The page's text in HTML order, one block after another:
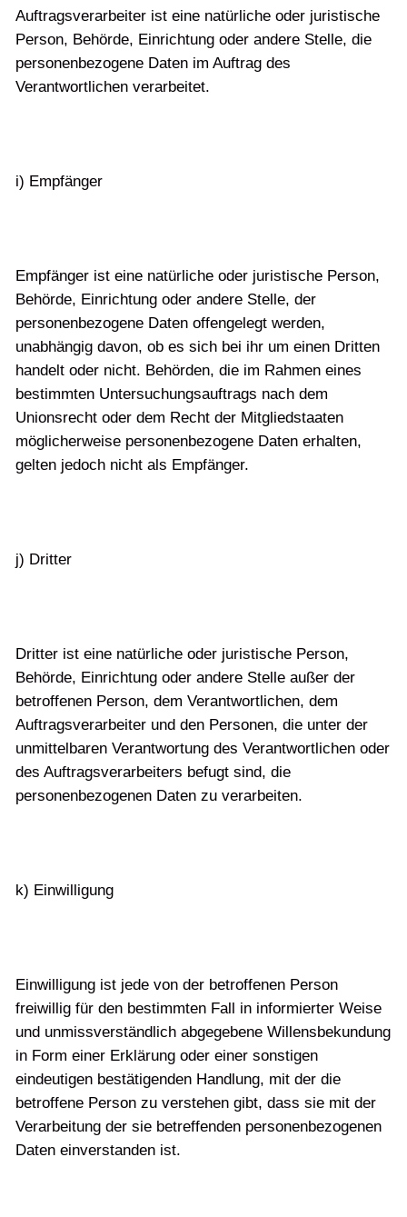
Auftragsverarbeiter ist eine natürliche oder juristische
Person, Behörde, Einrichtung oder andere Stelle, die
personenbezogene Daten im Auftrag des
Verantwortlichen verarbeitet.
i) Empfänger
Empfänger ist eine natürliche oder juristische Person,
Behörde, Einrichtung oder andere Stelle, der
personenbezogene Daten offengelegt werden,
unabhängig davon, ob es sich bei ihr um einen Dritten
handelt oder nicht. Behörden, die im Rahmen eines
bestimmten Untersuchungsauftrags nach dem
Unionsrecht oder dem Recht der Mitgliedstaaten
möglicherweise personenbezogene Daten erhalten,
gelten jedoch nicht als Empfänger.
j) Dritter
Dritter ist eine natürliche oder juristische Person,
Behörde, Einrichtung oder andere Stelle außer der
betroffenen Person, dem Verantwortlichen, dem
Auftragsverarbeiter und den Personen, die unter der
unmittelbaren Verantwortung des Verantwortlichen oder
des Auftragsverarbeiters befugt sind, die
personenbezogenen Daten zu verarbeiten.
k) Einwilligung
Einwilligung ist jede von der betroffenen Person
freiwillig für den bestimmten Fall in informierter Weise
und unmissverständlich abgegebene Willensbekundung
in Form einer Erklärung oder einer sonstigen
eindeutigen bestätigenden Handlung, mit der die
betroffene Person zu verstehen gibt, dass sie mit der
Verarbeitung der sie betreffenden personenbezogenen
Daten einverstanden ist.